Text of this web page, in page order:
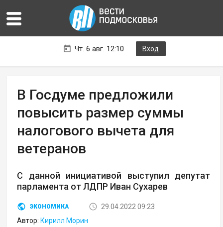
Чт. 6 авг. 12:10 Вход
В Госдуме предложили
повысить размер суммы
налогового вычета для
ветеранов
С данной инициативой выступил депутат
парламента от ЛДПР Иван Сухарев
ЭКОНОМИКА
29.04.2022 09:23
Автор: Кирилл Морин